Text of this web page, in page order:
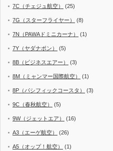
7C（チェジュ航空） (25)
7G（スターフライヤー） (8)
7N（PAWAドミニカーナ） (1)
7Y（ヤダナポン） (5)
8B（ビジネスエアー） (3)
8M（ミャンマー国際航空） (1)
8P（パシフィックコースタ） (3)
9C（春秋航空） (5)
9W（ジェットエア） (16)
A3（エーゲ航空） (26)
A5（オップ！航空） (1)